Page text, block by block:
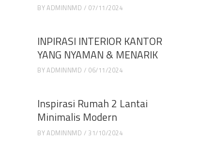
BYADMINNMD 07/11/2024
INPIRASI INTERIOR KANTOR
YANG NYAMAN & MENARIK
BYADMINNMD 06/11/2024
Inspirasi Rumah 2 Lantai
Minimalis Modern
BYADMINNMD 31/10/2024